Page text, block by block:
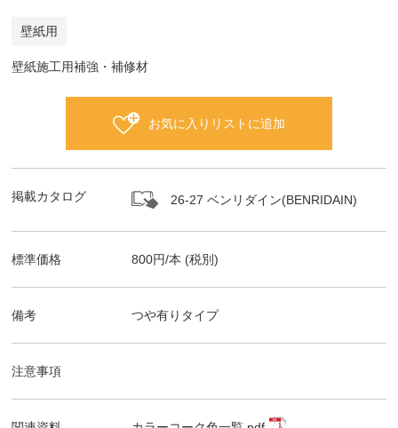
壁紙用
壁紙施工用補強・補修材
お気に入りリストに追加
掲載カタログ 26-27 ベンリダイン(BENRIDAIN)
標準価格 800円/本 (税別)
備考 つや有りタイプ
注意事項